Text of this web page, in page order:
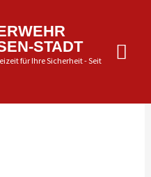
STADT
für Ihre Sicherheit - Seit